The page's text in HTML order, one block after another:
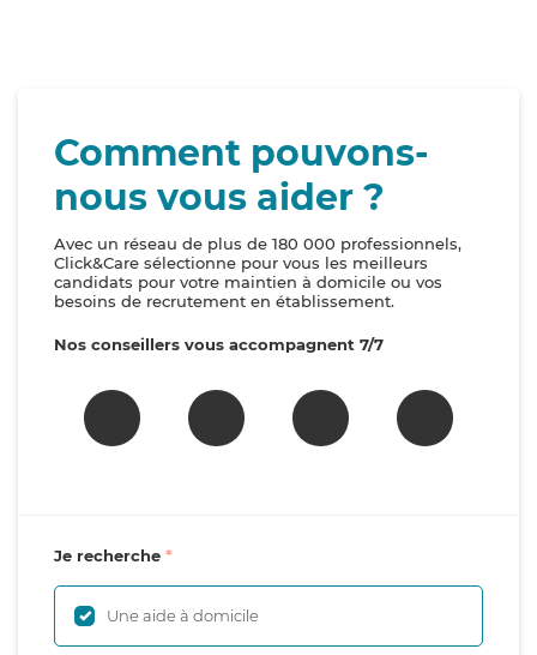
Comment pouvons-
nous vous aider ?
Avec un réseau de plus de 180 000 professionnels,
Click&Care sélectionne pour vous les meilleurs
candidats pour votre maintien à domicile ou vos
besoins de recrutement en établissement.
Nos conseillers vous accompagnent 7/7
Je recherche
Une aide à domicile